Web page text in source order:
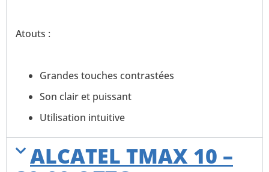
Atouts :
Grandes touches contrastées
Son clair et puissant
Utilisation intuitive
ALCATEL TMAX 10 –